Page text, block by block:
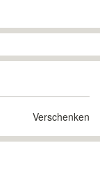
Verschenken